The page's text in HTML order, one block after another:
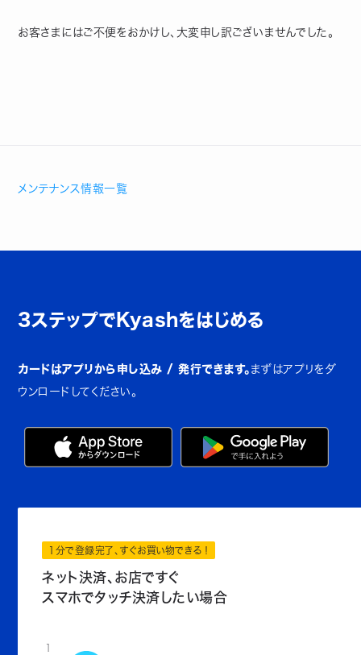
お客さまにはご不便をおかけし、大変申し訳ございませんでした。
メンテナンス情報一覧
3ステップでKyashをはじめる
カードはアプリから申し込み / 発行できます。 まずはアプリをダ
ウンロードしてください。
1分で登録完了、すぐお買い物できる！
ネット決済、お店ですぐ
スマホでタッチ決済したい場合
1